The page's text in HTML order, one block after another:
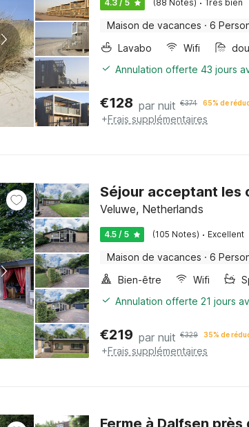
4.3 / 5 (88 Notes) · Très bien
Maison de vacances · 6
Lavabo
Wifi
Annulation offerte 43 jours
€128 par nuit €374 65% de
+Frais supplémentaires
Séjour acceptant les
Veluwe, Netherlands
4.5 / 5 (105 Notes) · Excellent
Maison de vacances · 6
Bien-être
Wifi
Annulation offerte 21 jours
€219 par nuit €329 35% de
+Frais supplémentaires
Ferme à Dalfsen